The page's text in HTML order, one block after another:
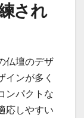
され
仏壇のデザ
インが多く
ンパクトな
応しやすい